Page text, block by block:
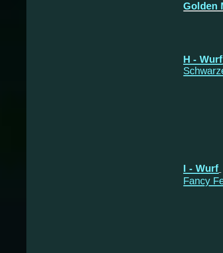
Golden
H - Wurf
I - Wurf
Fancy